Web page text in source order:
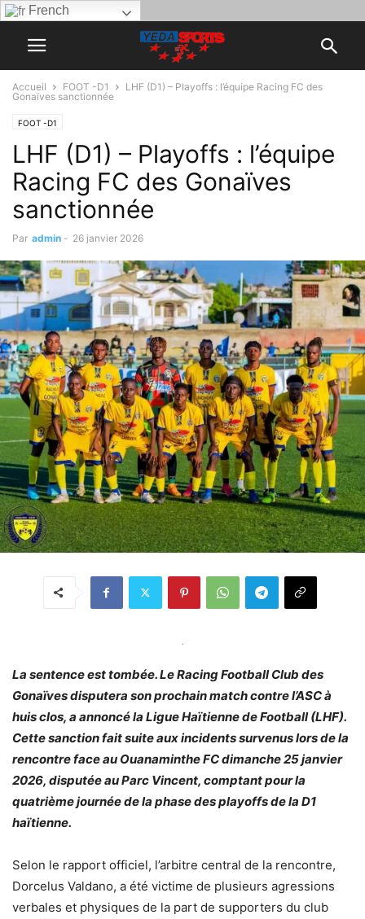
French
Accueil FOOT -D1
LHF (D1) – Playoffs : l’équipe Racing FC des
Gonaïves sanctionnée
FOOT -D1
LHF (D1) – Playoffs : l’équipe
Racing FC des Gonaïves
sanctionnée
Par admin - 26 janvier 2026
La sentence est tombée. Le Racing Football Club des
Gonaïves disputera son prochain match contre l’ASC à
huis clos, a annoncé la Ligue Haïtienne de Football (LHF).
Cette sanction fait suite aux incidents survenus lors de la
rencontre face au Ouanaminthe FC dimanche 25 janvier
2026, disputée au Parc Vincent, comptant pour la
quatrième journée de la phase des playoffs de la D1
haïtienne.
Selon le rapport officiel, l’arbitre central de la rencontre,
Dorcelus Valdano, a été victime de plusieurs agressions
verbales et physiques de la part de supporters du club